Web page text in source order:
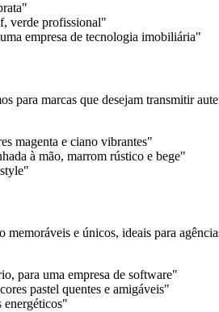
verde profissional"
empresa de tecnologia imobiliária"
para marcas que desejam transmitir
magenta e ciano vibrantes"
à mão, marrom rústico e bege"
e únicos, ideais para
para uma empresa de software"
pastel quentes e amigáveis"
energéticos"